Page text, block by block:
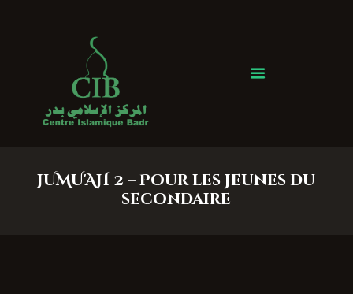
JUMU'AH 2 – Pour les jeunes du
secondaire
Centre Islamique Badr
Accueil
À propos
Services
Faire un don